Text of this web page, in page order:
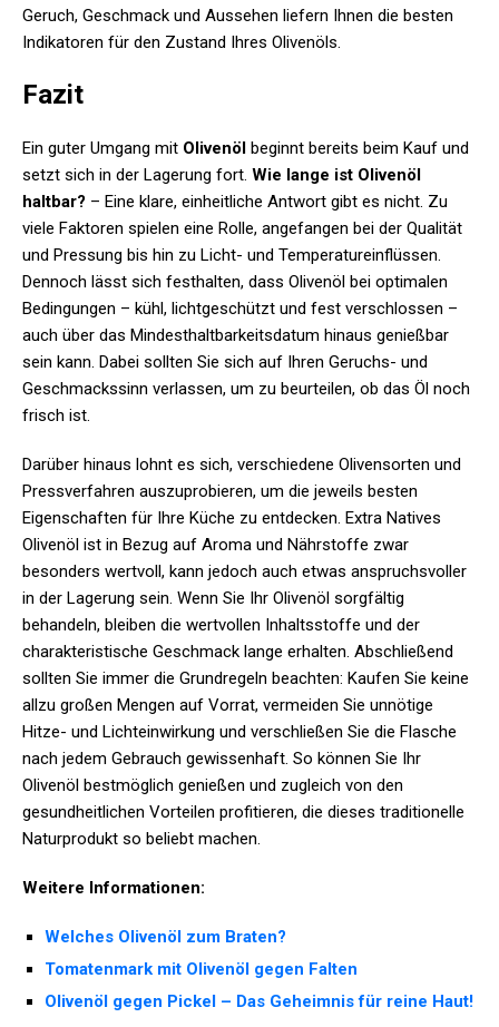
Geruch, Geschmack und Aussehen liefern Ihnen die besten
Indikatoren für den Zustand Ihres Olivenöls.
Fazit
Ein guter Umgang mit Olivenöl beginnt bereits beim Kauf und
setzt sich in der Lagerung fort. Wie lange ist Olivenöl
haltbar? – Eine klare, einheitliche Antwort gibt es nicht. Zu
viele Faktoren spielen eine Rolle, angefangen bei der Qualität
und Pressung bis hin zu Licht- und Temperatureinflüssen.
Dennoch lässt sich festhalten, dass Olivenöl bei optimalen
Bedingungen – kühl, lichtgeschützt und fest verschlossen –
auch über das Mindesthaltbarkeitsdatum hinaus genießbar
sein kann. Dabei sollten Sie sich auf Ihren Geruchs- und
Geschmackssinn verlassen, um zu beurteilen, ob das Öl noch
frisch ist.
Darüber hinaus lohnt es sich, verschiedene Olivensorten und
Pressverfahren auszuprobieren, um die jeweils besten
Eigenschaften für Ihre Küche zu entdecken. Extra Natives
Olivenöl ist in Bezug auf Aroma und Nährstoffe zwar
besonders wertvoll, kann jedoch auch etwas anspruchsvoller
in der Lagerung sein. Wenn Sie Ihr Olivenöl sorgfältig
behandeln, bleiben die wertvollen Inhaltsstoffe und der
charakteristische Geschmack lange erhalten. Abschließend
sollten Sie immer die Grundregeln beachten: Kaufen Sie keine
allzu großen Mengen auf Vorrat, vermeiden Sie unnötige
Hitze- und Lichteinwirkung und verschließen Sie die Flasche
nach jedem Gebrauch gewissenhaft. So können Sie Ihr
Olivenöl bestmöglich genießen und zugleich von den
gesundheitlichen Vorteilen profitieren, die dieses traditionelle
Naturprodukt so beliebt machen.
Weitere Informationen:
Welches Olivenöl zum Braten?
Tomatenmark mit Olivenöl gegen Falten
Olivenöl gegen Pickel – Das Geheimnis für reine Haut!